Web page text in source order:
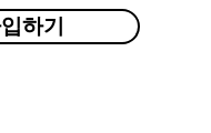
하기